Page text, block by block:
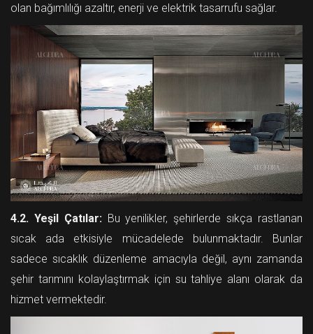
olan bağımlılığı azaltır, enerji ve elektrik tasarrufu sağlar.
4.2. Yeşil Çatılar:Bu yenilikler, şehirlerde sıkça rastlanan
sıcak ada etkisiyle mücadelede bulunmaktadır. Bunlar
sadece sıcaklık düzenleme amacıyla değil, aynı zamanda
şehir tarımını kolaylaştırmak için su tahliye alanı olarak da
hizmet vermektedir.